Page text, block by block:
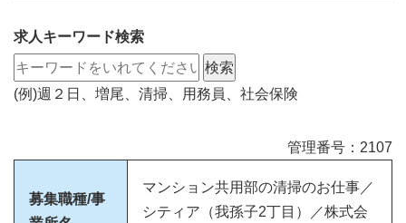
求人キーワード検索
(例)週２日、増尾、清掃、用務員、社会保険
管理番号：2107
募集職種/事
マンション共用部の清掃のお仕事／
シティア（我孫子2丁目）／株式会